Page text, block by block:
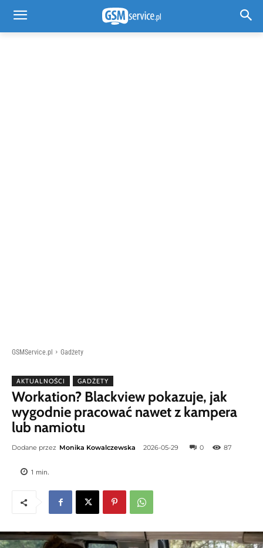
GSMService.pl Gadżety
AKTUALNOŚCI GADŻETY
Workation? Blackview pokazuje, jak
wygodnie pracować nawet z kampera
lub namiotu
Dodane przez Monika Kowalczewska 2026-05-29 0 87
1 min.